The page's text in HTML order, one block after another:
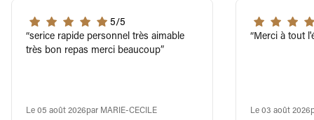
5/5
serice rapide personnel très aimable
très bon repas merci beaucoup
Le 05 août 2026par MARIE-CECILE
Merci à tout
Le 03 août 2026